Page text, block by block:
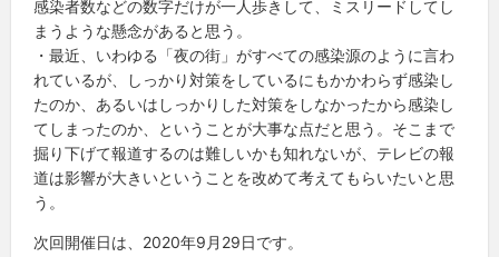
感染者数などの数字だけが一人歩きして、ミスリードしてし
まうような懸念があると思う。
・最近、いわゆる「夜の街」がすべての感染源のように言わ
れているが、しっかり対策をしているにもかかわらず感染し
たのか、あるいはしっかりした対策をしなかったから感染し
てしまったのか、ということが大事な点だと思う。そこまで
掘り下げて報道するのは難しいかも知れないが、テレビの報
道は影響が大きいということを改めて考えてもらいたいと思
う。
次回開催日は、2020年9月29日です。